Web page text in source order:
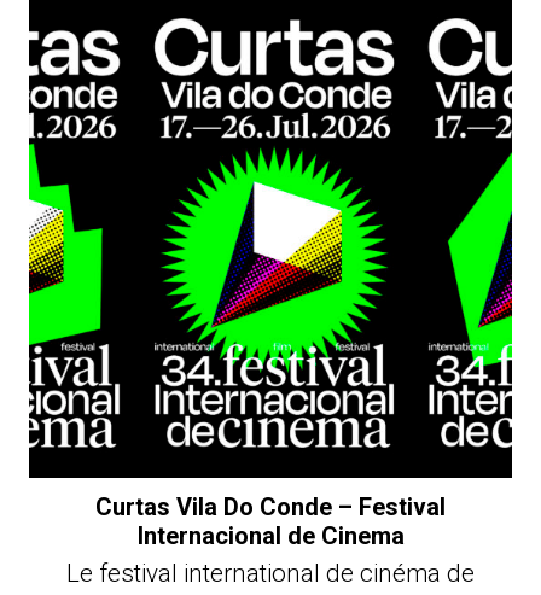
Curtas Vila Do Conde – Festival
Internacional de Cinema
Le festival international de cinéma de